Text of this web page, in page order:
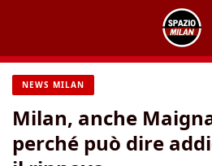
contenuto
NEWS MILAN
Milan, anche
perché può dire